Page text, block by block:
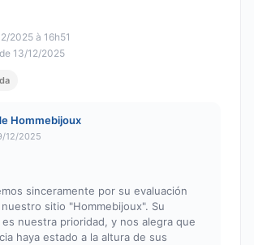
2025 à 16h51
13/12/2025
Hommebijoux
12/2025
sinceramente por su evaluación
sitio "Hommebijoux". Su
nuestra prioridad, y nos alegra que
haya estado a la altura de sus